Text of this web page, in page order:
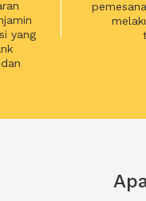
yang